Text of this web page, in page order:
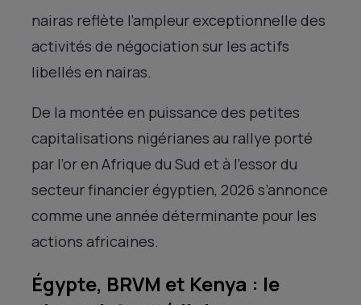
nairas reflète l’ampleur exceptionnelle des
activités de négociation sur les actifs
libellés en nairas.
De la montée en puissance des petites
capitalisations nigérianes au rallye porté
par l’or en Afrique du Sud et à l’essor du
secteur financier égyptien, 2026 s’annonce
comme une année déterminante pour les
actions africaines.
Égypte, BRVM et Kenya : le